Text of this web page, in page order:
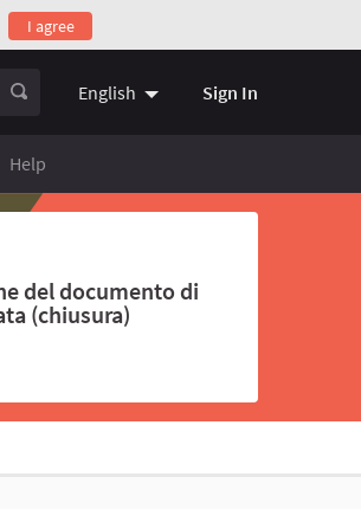
link)
I agree
English Choose language
Sign In
Help
del documento di
(chiusura)